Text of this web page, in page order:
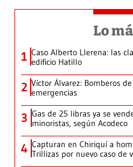
Lo
1 Caso Alberto Llerena: las
edificio Hatillo
2 Víctor Álvarez: Bomberos
emergencias
3 Gas de 25 libras ya se
minoristas, según Acodeco
4 Capturan en Chiriquí a
Trillizas por nuevo caso de